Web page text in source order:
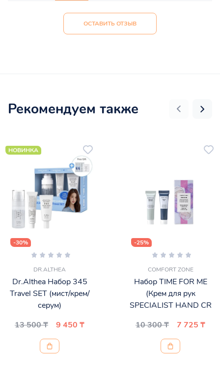
ОСТАВИТЬ ОТЗЫВ
Рекомендуем также
НОВИНКА
-30%
DR.ALTHEA
Dr.Althea Набор 345
Travel SET (мист/крем/
серум)
13 500 ₸
9 450 ₸
-25%
COMFORT ZONE
Набор TIME FOR ME
(Крем для рук
SPECIALIST HAND CR
10 300 ₸
7 725 ₸